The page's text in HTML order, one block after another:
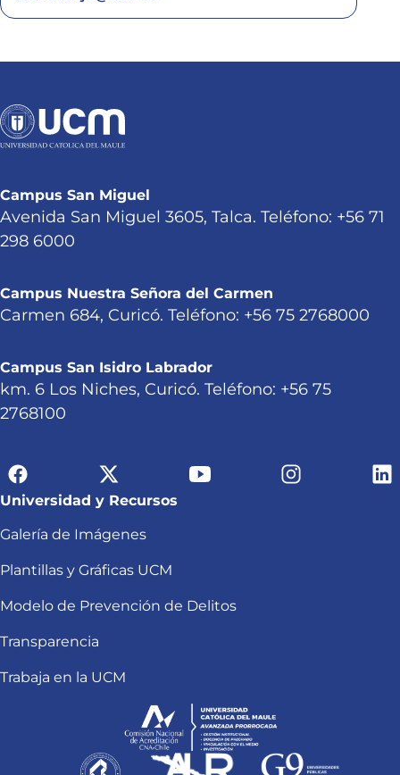
Campus San Miguel
Avenida San Miguel 3605, Talca. Teléfono: +56 71
298 6000
Campus Nuestra Señora del Carmen
Carmen 684, Curicó. Teléfono: +56 75 2768000
Campus San Isidro Labrador
km. 6 Los Niches, Curicó. Teléfono: +56 75
2768100
Universidad y Recursos
Galería de Imágenes
Plantillas y Gráficas UCM
Modelo de Prevención de Delitos
Transparencia
Trabaja en la UCM